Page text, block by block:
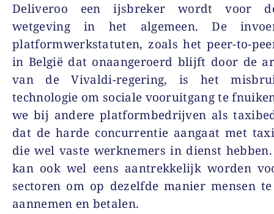
Deliveroo een ijsbreker wordt voor
wetgeving in het algemeen. De
platformwerkstatuten, zoals het peer-to-
in België dat onaangeroerd blijft door de
van de Vivaldi-regering, is het
technologie om sociale vooruitgang te
we bij andere platformbedrijven als
dat de harde concurrentie aangaat met
die wel vaste werknemers in dienst
kan ook wel eens aantrekkelijk worden
sectoren om op dezelfde manier mensen
aannemen en betalen.